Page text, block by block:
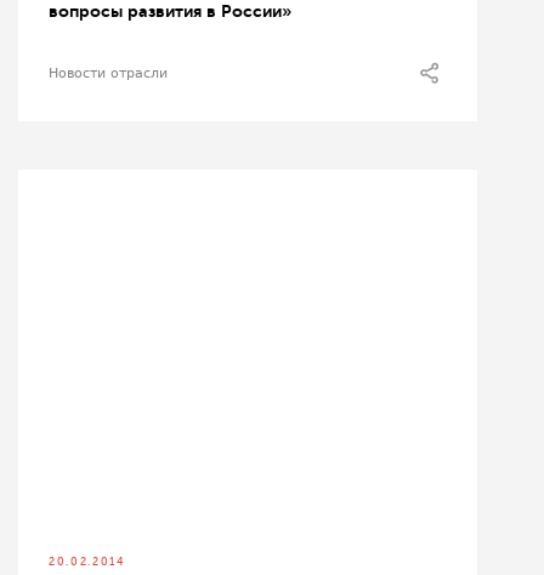
вопросы развития в России»
Новости отрасли
20.02.2014